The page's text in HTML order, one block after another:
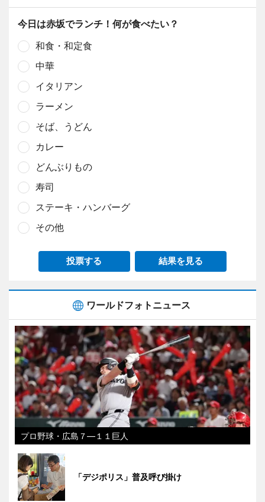
今日は赤坂でランチ！何が食べたい？
和食・和定食
中華
イタリアン
ラーメン
そば、うどん
カレー
どんぶりもの
寿司
ステーキ・ハンバーグ
その他
投票する 結果を見る
ワールドフォトニュース
プロ野球・広島７―１１巨人
「デジポリス」普及呼び掛け